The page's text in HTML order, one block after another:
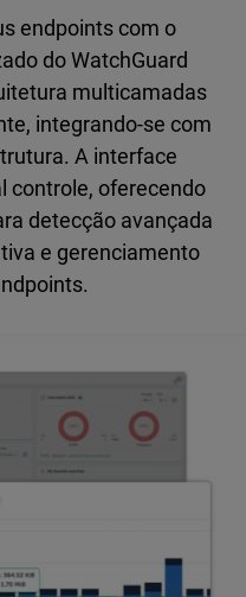
endpoints com o
do WatchGuard
multicamadas
integrando-se com
A interface
controle, oferecendo
detecção avançada
e gerenciamento